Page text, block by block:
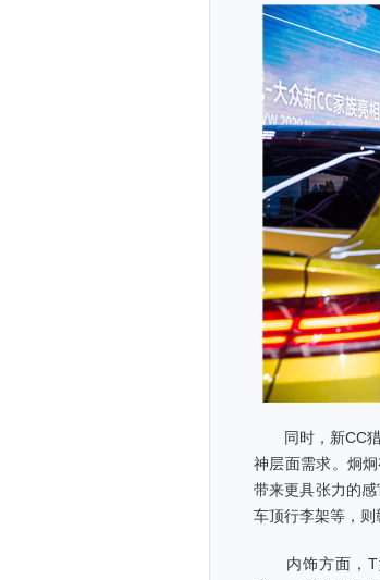
同时，新CC猎
神层面需求。炯
带来更具张力的
车顶行李架等，则
内饰方面，T型